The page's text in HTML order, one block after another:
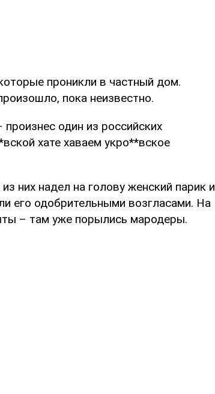
проникли в частный дом.
пока неизвестно.
один из российских
хате хаваем укро**вское
них надел на голову женский парик и
его одобрительными возгласами. На
– там уже порылись мародеры.